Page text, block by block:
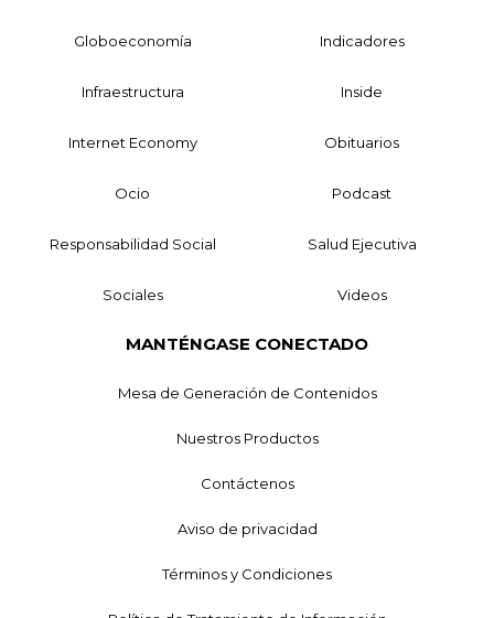
Globoeconomía Indicadores
Infraestructura Inside
Internet Economy Obituarios
Ocio Podcast
Responsabilidad Social Salud Ejecutiva
Sociales Videos
MANTÉNGASE CONECTADO
Mesa de Generación de Contenidos
Nuestros Productos
Contáctenos
Aviso de privacidad
Términos y Condiciones